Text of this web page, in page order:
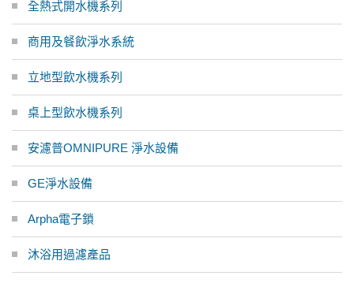
全熱式開水機系列
商用及餐飲淨水系統
立地型飲水機系列
桌上型飲水機系列
安濾普OMNIPURE 淨水設備
GE淨水設備
Arpha電子鎖
沐浴用過濾產品